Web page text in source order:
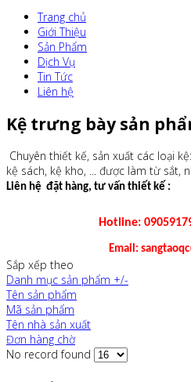
Trang chủ
Giới Thiệu
Sản Phẩm
Dịch Vụ
Tin Tức
Liên hệ
Kệ trưng bày sản
Chuyên thiết kế, sản xuất các loại
kệ sách, kệ kho, ... được làm từ sắt,
Liên hệ đặt hàng, tư vấn thiết kế :
Hotline:
Email:
Sắp xếp theo
Danh mục sản phẩm +/-
Tên sản phẩm
Mã sản phẩm
Tên nhà sản xuất
Đơn hàng chờ
No record found